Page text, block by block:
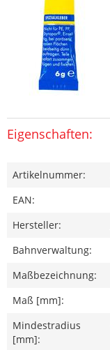
Eigenschaften:
Artikelnummer:
EAN:
Hersteller:
Bahnverwaltung:
Maßbezeichnung:
Maß [mm]:
Mindestradius
[mm]: